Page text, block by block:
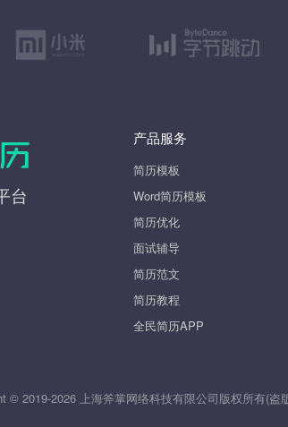
台
产品服务
简历模板
Word简历模板
简历优化
面试辅导
简历范文
简历教程
全民简历APP
© 2019-2026 上海斧掌网络科技有限公司版权所有(盗